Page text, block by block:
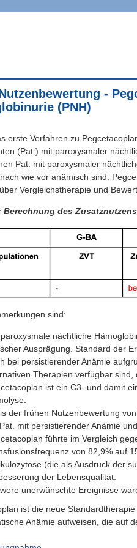
-
(PNH)
erste Verfahren zu
(Pat.) mit paroxysmaler
Pat. mit paroxysmaler
wie vor anämisch sind.
Vergleichstherapie und
Berechnung des
sind:
nächtliche
Ausprägung. Standard der
bei persistierender Anämie
Therapien verfügbar
ist ein C3- und damit
der frühen Nutzenbewertung
mit persistierender Anämie
führte im Vergleich
von 82,9% auf
(die als Ausdruck der
der Lebensqualität.
unerwünschte Ereignisse
ist die neue
Anämie aufweisen, die auf